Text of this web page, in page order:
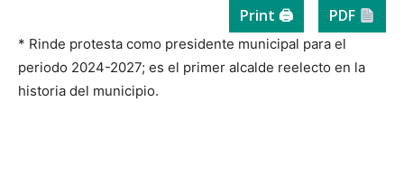
Print 🖨 PDF
* Rinde protesta como presidente municipal para el
periodo 2024-2027; es el primer alcalde reelecto en la
historia del municipio.